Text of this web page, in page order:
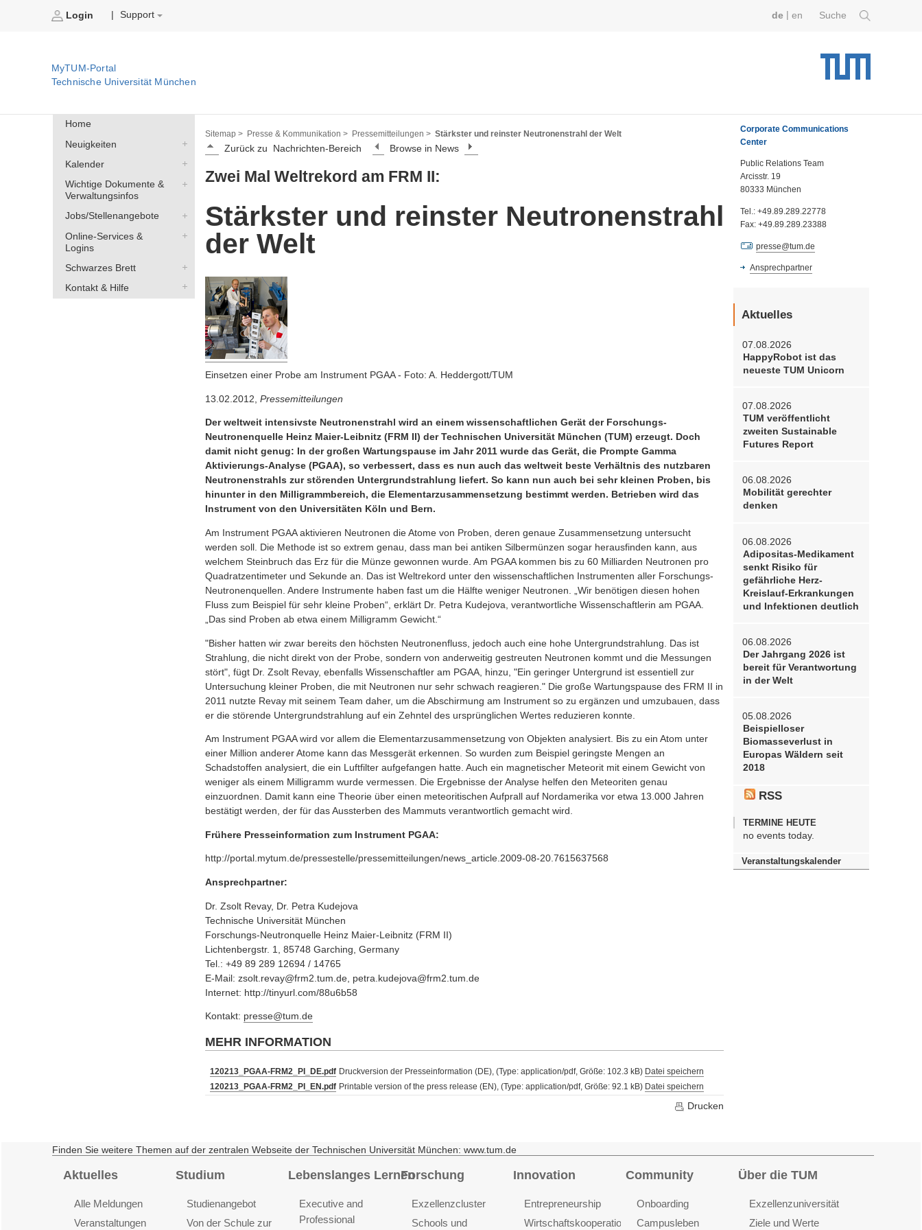
Login Support Suche
de en
MyTUM-Portal
Technische Universität München
Home
Neuigkeiten
Kalender
Wichtige Dokumente &
Verwaltungsinfos
Jobs/Stellenangebote
Online-Services &
Logins
Schwarzes Brett
Kontakt & Hilfe
Sitemap > Presse & Kommunikation > Pressemitteilungen > Stärkster und reinster Neutronenstrahl der Welt
Zurück zu Nachrichten-Bereich Browse in News
Zwei Mal Weltrekord am FRM II:
Stärkster und reinster Neutronenstrahl
der Welt
Einsetzen einer Probe am Instrument PGAA - Foto: A. Heddergott/TUM
13.02.2012, Pressemitteilungen
Der weltweit intensivste Neutronenstrahl wird an einem wissenschaftlichen Gerät der Forschungs-
Neutronenquelle Heinz Maier-Leibnitz (FRM II) der Technischen Universität München (TUM) erzeugt. Doch
damit nicht genug: In der großen Wartungspause im Jahr 2011 wurde das Gerät, die Prompte Gamma
Aktivierungs-Analyse (PGAA), so verbessert, dass es nun auch das weltweit beste Verhältnis des nutzbaren
Neutronenstrahls zur störenden Untergrundstrahlung liefert. So kann nun auch bei sehr kleinen Proben, bis
hinunter in den Milligrammbereich, die Elementarzusammensetzung bestimmt werden. Betrieben wird das
Instrument von den Universitäten Köln und Bern.
Am Instrument PGAA aktivieren Neutronen die Atome von Proben, deren genaue Zusammensetzung untersucht
werden soll. Die Methode ist so extrem genau, dass man bei antiken Silbermünzen sogar herausfinden kann, aus
welchem Steinbruch das Erz für die Münze gewonnen wurde. Am PGAA kommen bis zu 60 Milliarden Neutronen pro
Quadratzentimeter und Sekunde an. Das ist Weltrekord unter den wissenschaftlichen Instrumenten aller Forschungs-
Neutronenquellen. Andere Instrumente haben fast um die Hälfte weniger Neutronen. „Wir benötigen diesen hohen
Fluss zum Beispiel für sehr kleine Proben“, erklärt Dr. Petra Kudejova, verantwortliche Wissenschaftlerin am PGAA.
„Das sind Proben ab etwa einem Milligramm Gewicht.“
"Bisher hatten wir zwar bereits den höchsten Neutronenfluss, jedoch auch eine hohe Untergrundstrahlung. Das ist
Strahlung, die nicht direkt von der Probe, sondern von anderweitig gestreuten Neutronen kommt und die Messungen
stört", fügt Dr. Zsolt Revay, ebenfalls Wissenschaftler am PGAA, hinzu, "Ein geringer Untergrund ist essentiell zur
Untersuchung kleiner Proben, die mit Neutronen nur sehr schwach reagieren." Die große Wartungspause des FRM II in
2011 nutzte Revay mit seinem Team daher, um die Abschirmung am Instrument so zu ergänzen und umzubauen, dass
er die störende Untergrundstrahlung auf ein Zehntel des ursprünglichen Wertes reduzieren konnte.
Am Instrument PGAA wird vor allem die Elementarzusammensetzung von Objekten analysiert. Bis zu ein Atom unter
einer Million anderer Atome kann das Messgerät erkennen. So wurden zum Beispiel geringste Mengen an
Schadstoffen analysiert, die ein Luftfilter aufgefangen hatte. Auch ein magnetischer Meteorit mit einem Gewicht von
weniger als einem Milligramm wurde vermessen. Die Ergebnisse der Analyse helfen den Meteoriten genau
einzuordnen. Damit kann eine Theorie über einen meteoritischen Aufprall auf Nordamerika vor etwa 13.000 Jahren
bestätigt werden, der für das Aussterben des Mammuts verantwortlich gemacht wird.
Frühere Presseinformation zum Instrument PGAA:
http://portal.mytum.de/pressestelle/pressemitteilungen/news_article.2009-08-20.7615637568
Ansprechpartner:
Dr. Zsolt Revay, Dr. Petra Kudejova
Technische Universität München
Forschungs-Neutronquelle Heinz Maier-Leibnitz (FRM II)
Lichtenbergstr. 1, 85748 Garching, Germany
Tel.: +49 89 289 12694 / 14765
E-Mail: zsolt.revay@frm2.tum.de, petra.kudejova@frm2.tum.de
Internet: http://tinyurl.com/88u6b58
Kontakt: presse@tum.de
MEHR INFORMATION
120213_PGAA-FRM2_PI_DE.pdf Druckversion der Presseinformation (DE), (Type: application/pdf, Größe: 102.3 kB)
Datei speichern
120213_PGAA-FRM2_PI_EN.pdf Printable version of the press release (EN), (Type: application/pdf, Größe: 92.1 kB) Datei speichern
Drucken
Corporate Communications
Center
Public Relations Team
Arcisstr. 19
80333 München
Tel.: +49.89.289.22778
Fax: +49.89.289.23388
presse@tum.de
Ansprechpartner
Aktuelles
07.08.2026
HappyRobot ist das
neueste TUM Unicorn
07.08.2026
TUM veröffentlicht
zweiten Sustainable
Futures Report
06.08.2026
Mobilität gerechter
denken
06.08.2026
Adipositas-Medikament
senkt Risiko für
gefährliche Herz-
Kreislauf-Erkrankungen
und Infektionen deutlich
06.08.2026
Der Jahrgang 2026 ist
bereit für Verantwortung
in der Welt
05.08.2026
Beispielloser
Biomasseverlust in
Europas Wäldern seit
2018
RSS
TERMINE HEUTE
no events today.
Veranstaltungskalender
Finden Sie weitere Themen auf der zentralen Webseite der Technischen Universität München: www.tum.de
Aktuelles
Alle Meldungen
Veranstaltungen
Studium
Studienangebot
Von der Schule zur
Lebenslanges Lernen
Executive and
Professional
Forschung
Exzellenzcluster
Schools und
Innovation
Entrepreneurship
Wirtschaftskooperationen
Community
Onboarding
Campusleben
Über die TUM
Exzellenzuniversität
Ziele und Werte